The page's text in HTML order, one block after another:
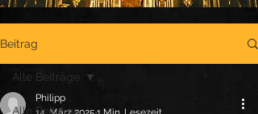
Beitrag
Alle Beiträge
Alle Beiträge
Philipp